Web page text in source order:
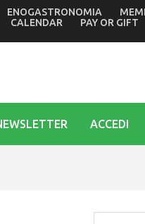
di Città
ENOGASTRONOMIA
CALENDAR PAY OR GIFT
ACCEDI